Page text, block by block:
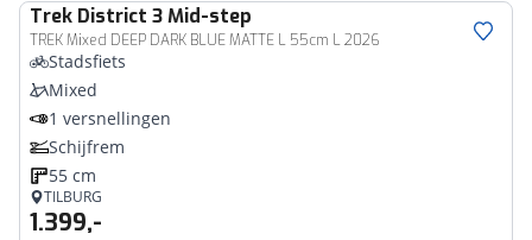
Trek District 3 Mid-step
TREK Mixed DEEP DARK BLUE MATTE L 55cm L 2026
Stadsfiets
Mixed
1 versnellingen
Schijfrem
55 cm
TILBURG
1.399,-